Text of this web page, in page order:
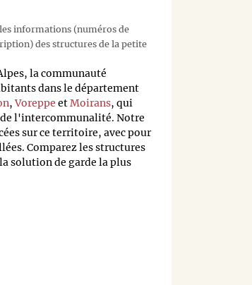
informations (numéros de
des structures de la petite
la communauté
dans le département
,Voreppe etMoirans, qui
l'intercommunalité. Notre
sur ce territoire, avec pour
Comparez les structures
solution de garde la plus